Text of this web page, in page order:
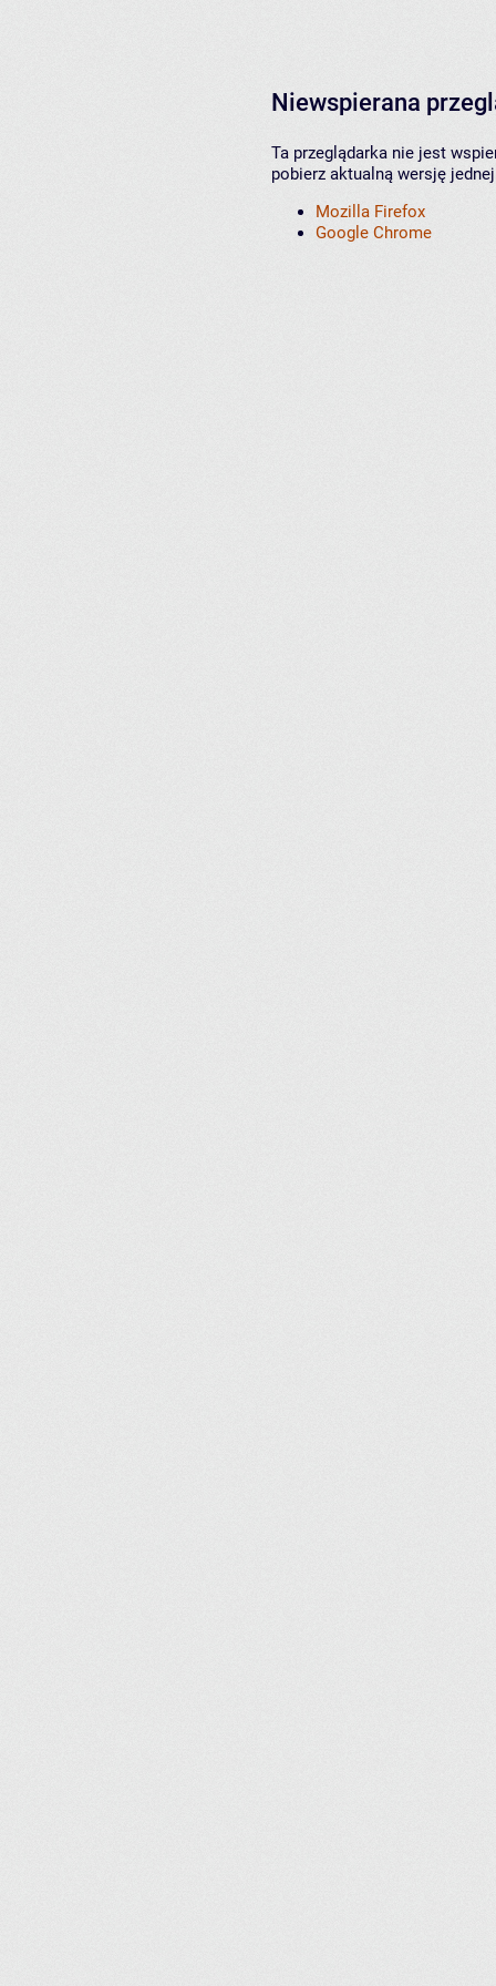
Niewspierana
Ta przeglądarka nie jest
pobierz aktualną wersję
Mozilla Firefox
Google Chrome